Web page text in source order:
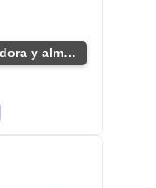
Estante compacto para lavadora y almacenaje